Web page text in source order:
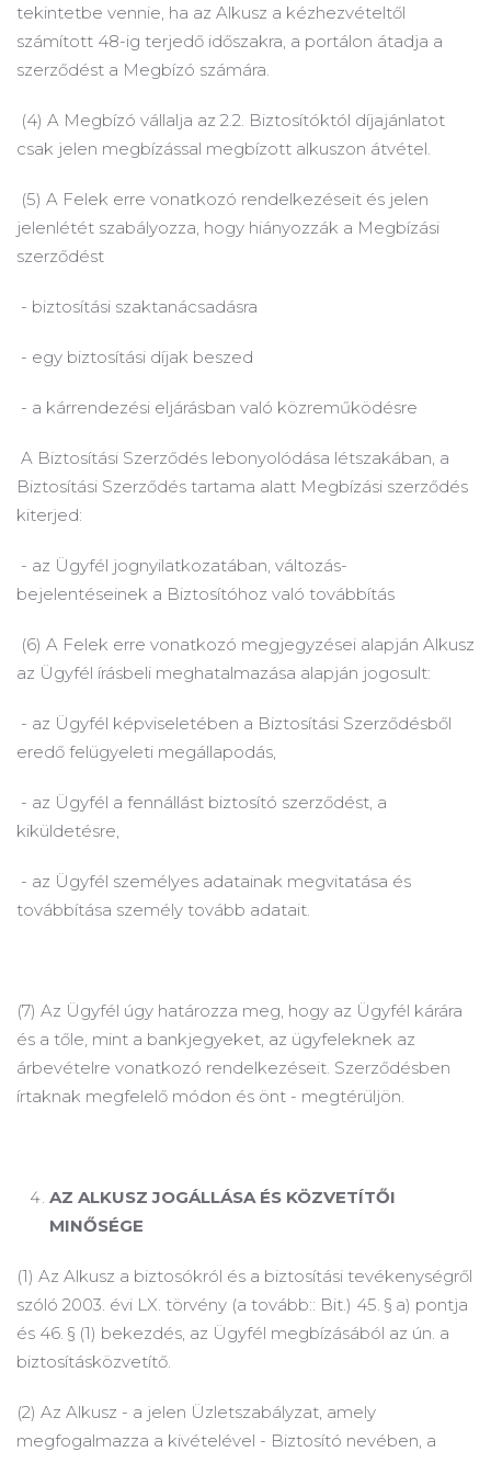
tekintetbe vennie, ha az Alkusz a kézhezvételtől
számított 48-ig terjedő időszakra, a portálon átadja a
szerződést a Megbízó számára.
(4) A Megbízó vállalja az 2.2. Biztosítóktól díjajánlatot
csak jelen megbízással megbízott alkuszon átvétel.
(5) A Felek erre vonatkozó rendelkezéseit és jelen
jelenlétét szabályozza, hogy hiányozzák a Megbízási
szerződést
- biztosítási szaktanácsadásra
- egy biztosítási díjak beszed
- a kárrendezési eljárásban való közreműködésre
A Biztosítási Szerződés lebonyolódása létszakában, a
Biztosítási Szerződés tartama alatt Megbízási szerződés
kiterjed:
- az Ügyfél jognyilatkozatában, változás-
bejelentéseinek a Biztosítóhoz való továbbítás
(6) A Felek erre vonatkozó megjegyzései alapján Alkusz
az Ügyfél írásbeli meghatalmazása alapján jogosult:
- az Ügyfél képviseletében a Biztosítási Szerződésből
eredő felügyeleti megállapodás,
- az Ügyfél a fennállást biztosító szerződést, a
kiküldetésre,
- az Ügyfél személyes adatainak megvitatása és
továbbítása személy tovább adatait.
(7) Az Ügyfél úgy határozza meg, hogy az Ügyfél kárára
és a tőle, mint a bankjegyeket, az ügyfeleknek az
árbevételre vonatkozó rendelkezéseit. Szerződésben
írtaknak megfelelő módon és önt - megtérüljön.
AZ ALKUSZ JOGÁLLÁSA ÉS KÖZVETÍTŐI
MINŐSÉGE
(1) Az Alkusz a biztosókról és a biztosítási tevékenységről
szóló 2003. évi LX. törvény (a tovább:: Bit.) 45. § a) pontja
és 46. § (1) bekezdés, az Ügyfél megbízásából az ún. a
biztosításközvetítő.
(2) Az Alkusz - a jelen Üzletszabályzat, amely
megfogalmazza a kivételével - Biztosító nevében, a